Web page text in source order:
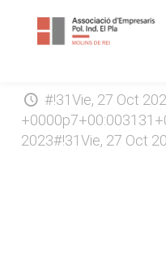
#!31Vie, 27 Oct
2023#!31Vie, 27 Oct